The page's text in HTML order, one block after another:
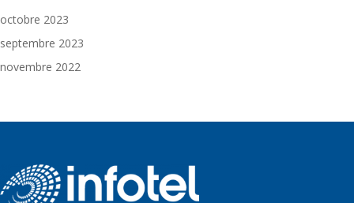
octobre 2023
septembre 2023
novembre 2022